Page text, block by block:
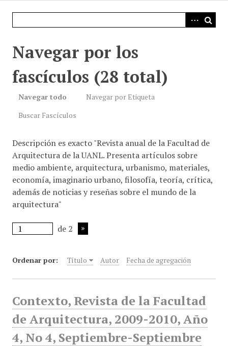
Navegar por los
fascículos (28 total)
Navegar todo
Navegar por Etiqueta
Buscar Fascículos
Descripción es exacto "Revista anual de la Facultad de
Arquitectura de la UANL. Presenta artículos sobre
medio ambiente, arquitectura, urbanismo, materiales,
economía, imaginario urbano, filosofía, teoría, crítica,
además de noticias y reseñas sobre el mundo de la
arquitectura"
de 2
Ordenar por: Título Autor Fecha de agregación
Contexto, Revista de la Facultad
de Arquitectura, 2009-2010, Año
4, No 4, Septiembre-Septiembre